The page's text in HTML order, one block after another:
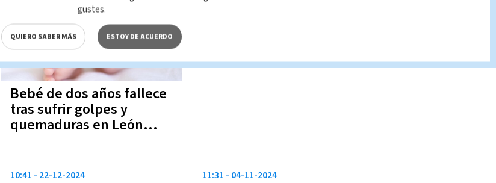
Bebé de dos años fallece
tras sufrir golpes y
quemaduras en León
10:41 22-12-2024 11:31 04-11-2024
gustes.
QUIERO SABER MÁS ESTOY DE ACUERDO